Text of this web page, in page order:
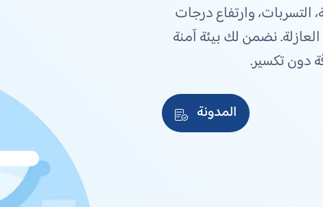
التسربات، وارتفاع درجات
نضمن لك بيئة آمنة
دون تكسير.
المدونة